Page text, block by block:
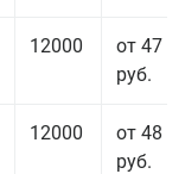
12000
от 47
руб.
12000
от 48
руб.